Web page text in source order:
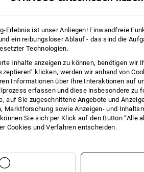
passend zu
Universalgröße
*passende Hosen
Oberstoff 55%
Pflegehinweise:
Nicht im
Chemische
Perchlorethylen
Erlebnis ist unser Anliegen! Einwandfreie
ein reibungsloser Ablauf - das sind die
Technologien.
Inhalte anzeigen zu können, benötigen wir
klicken, werden wir anhand von
Informationen über Ihre Interaktionen auf
erfassen und diese insbesondere zu
auf Sie zugeschnittene Angebote und
Marktforschung sowie Anzeigen- und
Sie sich per Klick auf den Button “Alle
Cookies und Verfahren entscheiden.